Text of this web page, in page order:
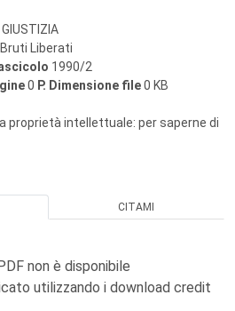
Liberati
1990/2
0 P. Dimensione file0 KB
proprietà intellettuale: per saperne di
CITAMI
non è disponibile
utilizzando i download credit